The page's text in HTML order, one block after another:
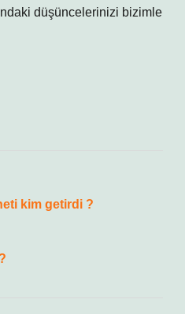
düşüncelerinizi bizimle
kim getirdi ?